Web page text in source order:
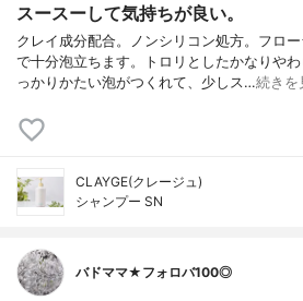
スースーして気持ちが良い。
クレイ成分配合。ノンシリコン処方。フロ
で十分泡立ちます。トロリとしたかなりや
っかりかたい泡がつくれて、少しス…続きを
CLAYGE(クレージュ)
シャンプー SN
バドママ★フォロバ100◎